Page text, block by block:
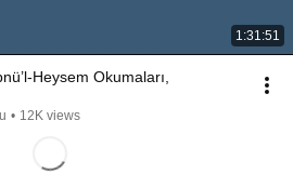
1:31:51
Heysem Okumaları,
• 12K views